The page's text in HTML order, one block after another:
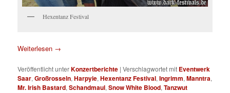
Hexentanz Festival
Weiterlesen →
Veröffentlicht unterKonzertberichte |Verschlagwortet mit Eventwerk
Saar,Großrosseln,Harpyie,Hexentanz Festival,Ingrimm,Manntra,
Mr. Irish Bastard,Schandmaul,Snow White Blood,Tanzwut